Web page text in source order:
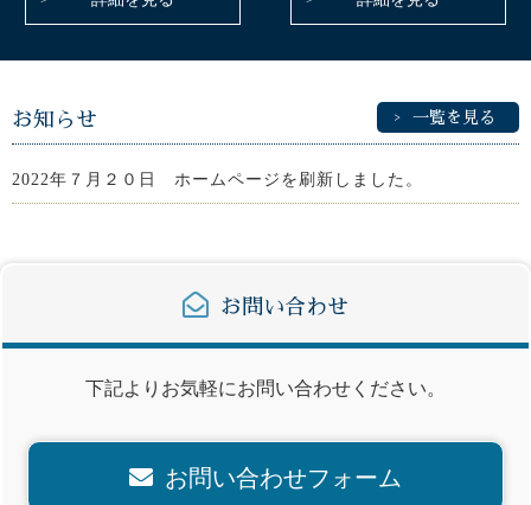
お知らせ 一覧を見る
2022年７月２０日 ホームページを刷新しました。
お問い合わせ
下記よりお気軽にお問い合わせください。
お問い合わせフォーム